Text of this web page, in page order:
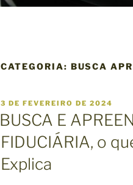
CATEGORIA: BUSCA
P
U
B
I
A
D
3 DE FEVEREIRO DE 2024
BUSCA E
FIDUCIÁRIA, o
Explica